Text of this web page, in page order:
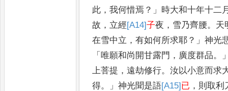
此 ，我何惜焉 ？」 時大和十年十二
故 ， 立經[A14]子夜 ， 雪乃齊腰。 天
在雪中立 ，有如何所求耶 ？」神光
「唯願和尚開甘露門 ， 廣度群品。
上菩提 ，遠劫修行。汝以小意而求
得。」神光聞是語[A15]已 ， 則取利